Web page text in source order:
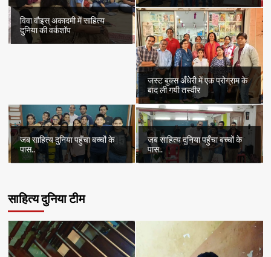
विवा वौइस् अकादमी में साहित्य
दुनिया की वर्कशॉप
जस्ट बुक्स अँधेरी में एक प्रोग्राम के
बाद ली गयी तस्वीर
जब साहित्य दुनिया पहुँचा बच्चों के
पास..
जब साहित्य दुनिया पहुँचा बच्चों के
पास..
साहित्य दुनिया टीम